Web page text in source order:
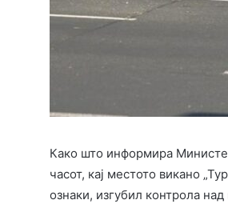
Како што информира
часот, кај местото викано
ознаки, изгубил контрола